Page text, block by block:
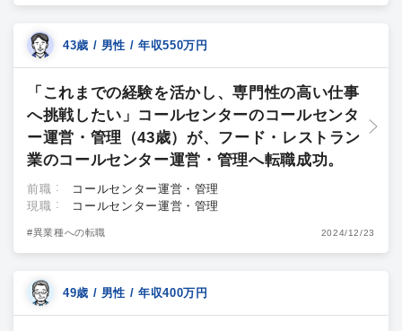
43歳 / 男性 / 年収550万円
「これまでの経験を活かし、専門性の高い仕事
へ挑戦したい」コールセンターのコールセンタ
ー運営・管理（43歳）が、フード・レストラン
業のコールセンター運営・管理へ転職成功。
前職
コールセンター運営・管理
現職
コールセンター運営・管理
#異業種への転職 2024/12/23
49歳 / 男性 / 年収400万円